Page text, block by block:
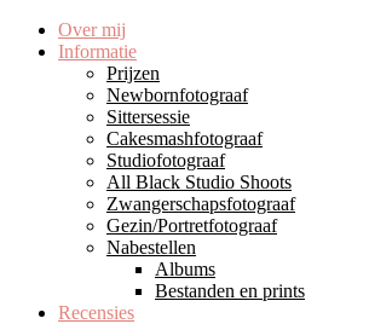
Over mij
Informatie
Prijzen
Newbornfotograaf
Sittersessie
Cakesmashfotograaf
Studiofotograaf
All Black Studio Shoots
Zwangerschapsfotograaf
Gezin/Portretfotograaf
Nabestellen
Albums
Bestanden en prints
Recensies